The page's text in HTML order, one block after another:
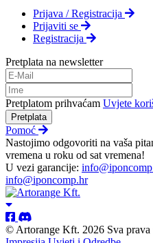
Prijava / Registracija
Prijaviti se
Registracija
Pretplata na newsletter
Pretplatom prihvaćam Uvjete
Pretplata
Pomoć
Nastojimo odgovoriti na vaša
vremena u roku od sat vremena!
U vezi garancije:
info@iponcomp.hr
© Artorange Kft. 2026 Sva prava